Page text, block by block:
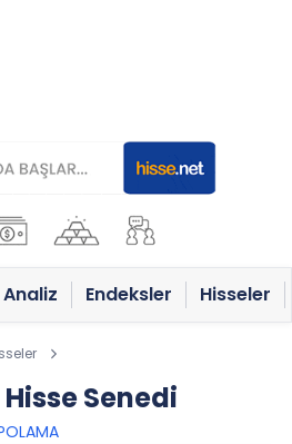
Endeksler Hisseler
Hisse Senedi